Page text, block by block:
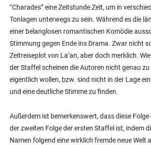
“Charades” eine Zeitstunde Zeit, um in
Tonlagen unterwegs zu sein. Während es die
einer belanglosen romantischen Komödie
Stimmung gegen Ende ins Drama. Zwar nicht
Zeitreiseplot von La’an, aber doch merklich.
der Staffel scheinen die Autoren nicht genau
eigentlich wollen, bzw. sind nicht in der Lage
und eine deutliche Stimme zu finden.
Außerdem ist bemerkenswert, dass diese
der zweiten Folge der ersten Staffel ist, indem
Namen folgend eine wirklich fremde neue Welt